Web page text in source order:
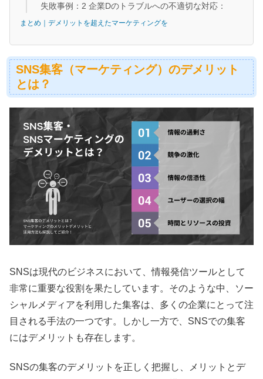
失敗事例：2 企業Dのトラブルへの不適切な対応：
まとめ｜デメリットを超えたマーケティングを
SNS集客（マーケティング）のデメリット
とは？
SNSは現代のビジネスにおいて、情報発信ツールとして
非常に重要な役割を果たしています。そのような中、ソー
シャルメディアを利用した集客は、多くの企業にとって注
目される手法の一つです。しかし一方で、SNSでの集客
にはデメリットも存在します。
SNSの集客のデメリットを正しく把握し、メリットとデ